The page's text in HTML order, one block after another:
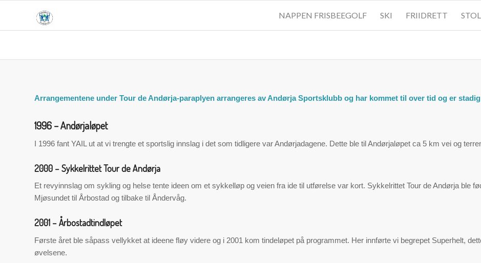
NAPPEN FRISBEEGOLF SKI FRIIDRETT
Arrangementene under Tour de Andørja-paraplyen arrangeres av Andørja Sportsklubb og har kommet til over tid og er
1996 – Andørjaløpet
I 1996 fant YAIL ut at vi trengte et sportslig innslag i det som tidligere var Andørjadagene. Dette ble til Andørjaløpet ca 5 km vei og
2000 – Sykkelrittet Tour de Andørja
Et revyinnslag om sykling og helse tente ideen om et sykkelløp og veien fra ide til utførelse var kort. Sykkelrittet Tour de Andørja ble
Mjøsundet til Årbostad og tilbake til Åndervåg.
2001 – Årbostadtindløpet
Første året ble såpass vellykket at ideene fløy videre og i 2001 kom tindeløpet på programmet. Her innførte vi begrepet Superhelt,
øvelsene.